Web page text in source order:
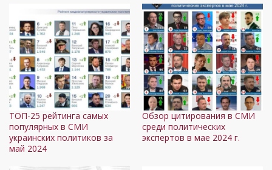
ТОП-25 рейтинга самых
популярных в СМИ
украинских политиков за
май 2024
Обзор цитирования в СМИ
среди политических
экспертов в мае 2024 г.